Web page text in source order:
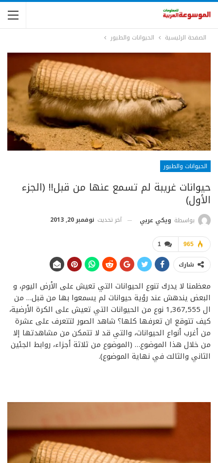
الصفحة الرئيسية الحيوانات والطيور
الحيوانات والطيور
حيوانات غريبة لم تسمع عنها من قبل!! (الجزء
الأول)
بواسطة ويكي عربي آخر تحديث نوفمبر 20, 2013
1 965
شارك
معظمنا لا يدرك تنوع الحيوانات التي تعيش على الأرض اليوم، و
البعض يندهش عند رؤية حيوانات لم يسمعوا بها من قبل… من
ال 1,367,555 نوع من الحيوانات التي تعيش على الكرة الأرضية،
كيف تتوقع ان تعرفها كلها؟ شاهد الصور لتتعرف على عشرة
من أغرب أنواع الحيوانات، والتي قد لا تتمكن من مشاهدتها إلا
من خلال هذا الموضوع… (الموضوع من ثلاثة أجزاء، روابط الجئين
الثاني والثالث في نهاية الموضوع).